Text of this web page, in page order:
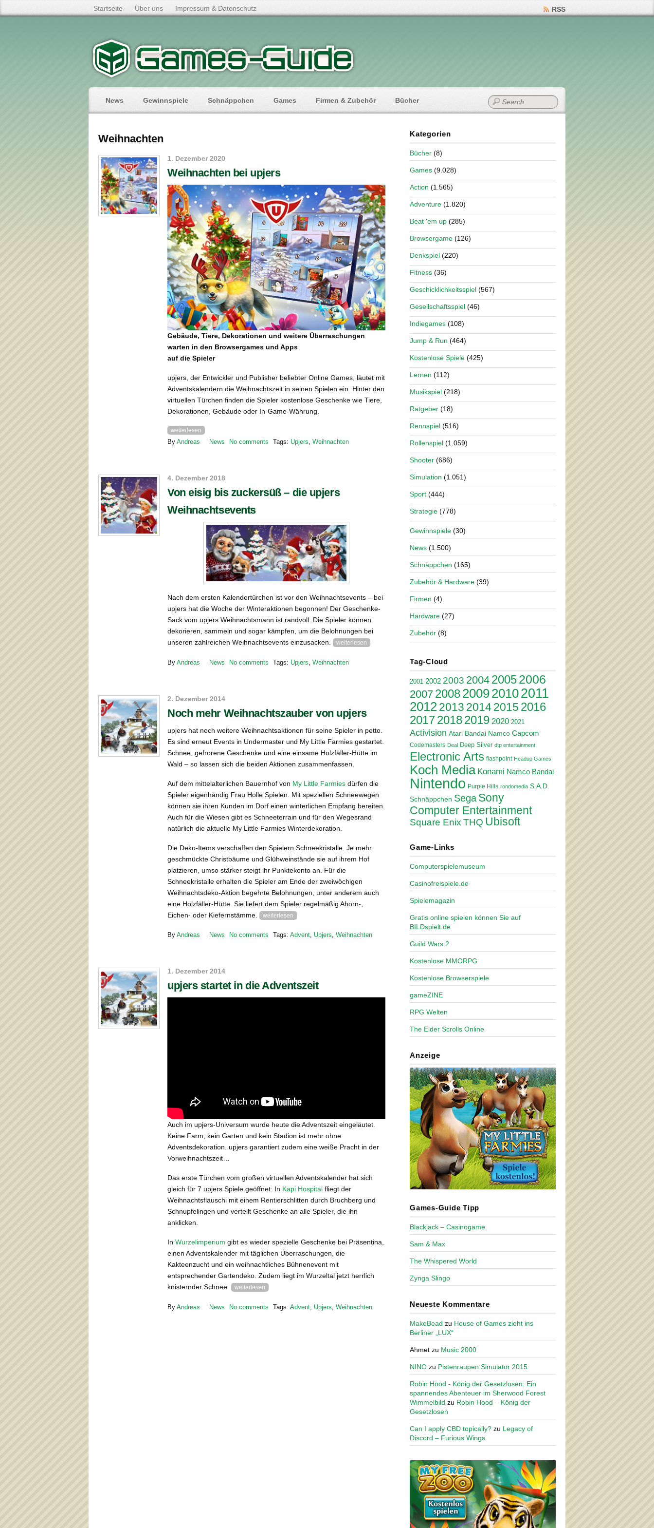
Startseite Über uns Impressum & Datenschutz RSS
News Gewinnspiele Schnäppchen Games Firmen & Zubehör Bücher
Weihnachten
1. Dezember 2020
Weihnachten bei upjers
Gebäude, Tiere, Dekorationen und weitere Überraschungen
warten in den Browsergames und Apps
auf die Spieler
upjers, der Entwickler und Publisher beliebter Online Games, läutet mit
Adventskalendern die Weihnachtszeit in seinen Spielen ein. Hinter den
virtuellen Türchen finden die Spieler kostenlose Geschenke wie Tiere,
Dekorationen, Gebäude oder In-Game-Währung.
weiterlesen
By Andreas News No comments Tags: Upjers, Weihnachten
4. Dezember 2018
Von eisig bis zuckersüß – die upjers
Weihnachtsevents
Nach dem ersten Kalendertürchen ist vor den Weihnachtsevents – bei
upjers hat die Woche der Winteraktionen begonnen! Der Geschenke-
Sack vom upjers Weihnachtsmann ist randvoll. Die Spieler können
dekorieren, sammeln und sogar kämpfen, um die Belohnungen bei
unseren zahlreichen Weihnachtsevents einzusacken.
weiterlesen
By Andreas News No comments Tags: Upjers, Weihnachten
2. Dezember 2014
Noch mehr Weihnachtszauber von upjers
upjers hat noch weitere Weihnachtsaktionen für seine Spieler in petto.
Es sind erneut Events in Undermaster und My Little Farmies gestartet.
Schnee, gefrorene Geschenke und eine einsame Holzfäller-Hütte im
Wald – so lassen sich die beiden Aktionen zusammenfassen.
Auf dem mittelalterlichen Bauernhof von My Little Farmies dürfen die
Spieler eigenhändig Frau Holle Spielen. Mit speziellen Schneewegen
können sie ihren Kunden im Dorf einen winterlichen Empfang bereiten.
Auch für die Wiesen gibt es Schneeterrain und für den Wegesrand
natürlich die aktuelle My Little Farmies Winterdekoration.
Die Deko-Items verschaffen den Spielern Schneekristalle. Je mehr
geschmückte Christbäume und Glühweinstände sie auf ihrem Hof
platzieren, umso stärker steigt ihr Punktekonto an. Für die
Schneekristalle erhalten die Spieler am Ende der zweiwöchigen
Weihnachtsdeko-Aktion begehrte Belohnungen, unter anderem auch
eine Holzfäller-Hütte. Sie liefert dem Spieler regelmäßig Ahorn-,
Eichen- oder Kiefernstämme.
weiterlesen
By Andreas News No comments Tags: Advent, Upjers, Weihnachten
1. Dezember 2014
upjers startet in die Adventszeit
Auch im upjers-Universum wurde heute die Adventszeit eingeläutet.
Keine Farm, kein Garten und kein Stadion ist mehr ohne
Adventsdekoration. upjers garantiert zudem eine weiße Pracht in der
Vorweihnachtszeit…
Das erste Türchen vom großen virtuellen Adventskalender hat sich
gleich für 7 upjers Spiele geöffnet: In Kapi Hospital fliegt der
Weihnachtsflauschi mit einem Rentierschlitten durch Bruchberg und
Schnupfelingen und verteilt Geschenke an alle Spieler, die ihn
anklicken.
In Wurzelimperium gibt es wieder spezielle Geschenke bei Präsentina,
einen Adventskalender mit täglichen Überraschungen, die
Kakteenzucht und ein weihnachtliches Bühnenevent mit
entsprechender Gartendeko. Zudem liegt im Wurzeltal jetzt herrlich
knisternder Schnee.
weiterlesen
By Andreas News No comments Tags: Advent Upjers Weihnachten
Kategorien
Bücher (8)
Games (9.028)
Action (1.565)
Adventure (1.820)
Beat 'em up (285)
Browsergame (126)
Denkspiel (220)
Fitness (36)
Geschicklichkeitsspiel (567)
Gesellschaftsspiel (46)
Indiegames (108)
Jump & Run (464)
Kostenlose Spiele (425)
Lernen (112)
Musikspiel (218)
Ratgeber (18)
Rennspiel (516)
Rollenspiel (1.059)
Shooter (686)
Simulation (1.051)
Sport (444)
Strategie (778)
Gewinnspiele (30)
News (1.500)
Schnäppchen (165)
Zubehör & Hardware (39)
Firmen (4)
Hardware (27)
Zubehör (8)
Tag-Cloud
2001 2002 2003 2004 20052006
2007 2008200920102011
20122013 20142015 2016
201720182019 2020 2021
Activision Atari Bandai Namco Capcom
Codemasters Deal Deep Silver dtp entertainment
Electronic Arts flashpoint Headup Games
Koch Media Konami Namco Bandai
Nintendo Purple Hills rondomedia S.A.D.
Schnäppchen Sega Sony
Computer Entertainment
Square Enix THQ Ubisoft
Game-Links
Computerspielemuseum
Casinofreispiele.de
Spielemagazin
Gratis online spielen können Sie auf
BILDspielt.de
Guild Wars 2
Kostenlose MMORPG
Kostenlose Browserspiele
gameZINE
RPG Welten
The Elder Scrolls Online
Anzeige
Games-Guide Tipp
Blackjack – Casinogame
Sam & Max
The Whispered World
Zynga Slingo
Neueste Kommentare
MakeBead zu House of Games zieht ins
Berliner „LUX“
Ahmet zu Music 2000
NINO zu Pistenraupen Simulator 2015
Robin Hood - König der Gesetzlosen: Ein
spannendes Abenteuer im Sherwood Forest
Wimmelbild zu Robin Hood – König der
Gesetzlosen
Can I apply CBD topically? zu Legacy of
Discord – Furious Wings